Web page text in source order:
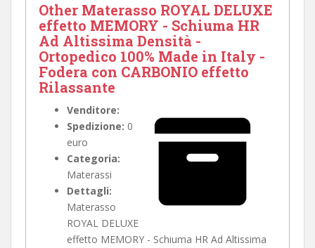
Other Materasso ROYAL DELUXE
effetto MEMORY - Schiuma HR
Ad Altissima Densità -
Ortopedico 100% Made in Italy -
Fodera con CARBONIO effetto
Rilassante
Venditore:
Spedizione: 0
euro
Categoria:
Materassi
Dettagli:
Materasso
ROYAL DELUXE
effetto MEMORY - Schiuma HR Ad Altissima